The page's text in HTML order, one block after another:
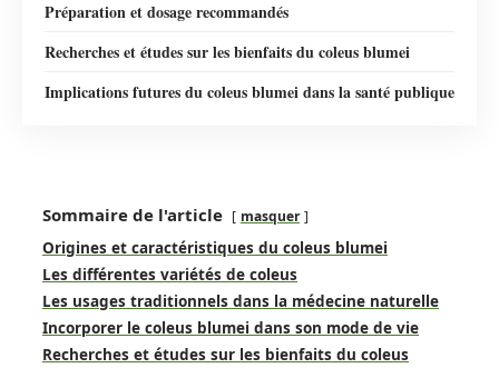
Préparation et dosage recommandés
Recherches et études sur les bienfaits du coleus blumei
Implications futures du coleus blumei dans la santé publique
Sommaire de l'article masquer
Origines et caractéristiques du coleus blumei
Les différentes variétés de coleus
Les usages traditionnels dans la médecine naturelle
Incorporer le coleus blumei dans son mode de vie
Recherches et études sur les bienfaits du coleus